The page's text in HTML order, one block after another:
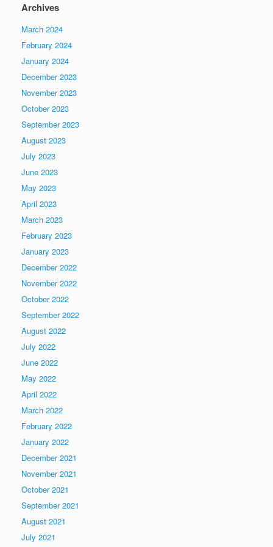
Archives
March 2024
February 2024
January 2024
December 2023
November 2023
October 2023
September 2023
August 2023
July 2023
June 2023
May 2023
April 2023
March 2023
February 2023
January 2023
December 2022
November 2022
October 2022
September 2022
August 2022
July 2022
June 2022
May 2022
April 2022
March 2022
February 2022
January 2022
December 2021
November 2021
October 2021
September 2021
August 2021
July 2021